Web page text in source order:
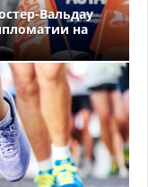
Вальдау
на